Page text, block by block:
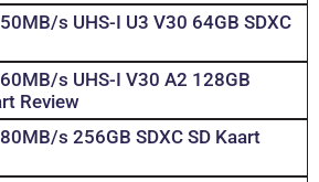
s UHS-I U3 V30 64GB SDXC
s UHS-I V30 A2 128GB
Review
s 256GB SDXC SD Kaart